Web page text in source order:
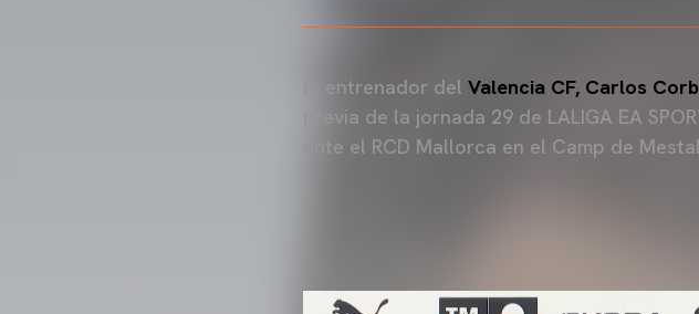
El entrenador del Valencia CF, Carlos
previa de la jornada 29 de LALIGA EA
ante el RCD Mallorca en el Camp de